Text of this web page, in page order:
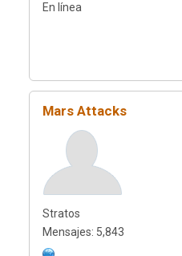
En línea
Mars Attacks
Stratos
Mensajes: 5,843